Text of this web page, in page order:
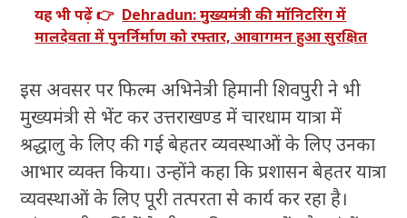
यह भी पढ़ें 👉 Dehradun: मुख्यमंत्री की मॉनिटरिंग में
मालदेवता में पुनर्निर्माण को रफ्तार, आवागमन हुआ सुरक्षित
इस अवसर पर फिल्म अभिनेत्री हिमानी शिवपुरी ने भी
मुख्यमंत्री से भेंट कर उत्तराखण्ड में चारधाम यात्रा में
श्रद्धालु के लिए की गई बेहतर व्यवस्थाओं के लिए उनका
आभार व्यक्त किया। उन्होंने कहा कि प्रशासन बेहतर यात्रा
व्यवस्थाओं के लिए पूरी तत्परता से कार्य कर रहा है।